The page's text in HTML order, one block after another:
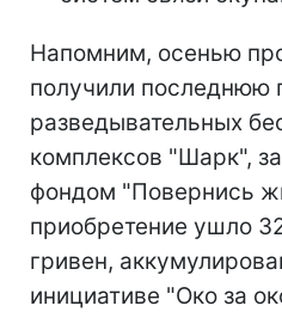
Напомним, осенью
получили последнюю
разведывательных
комплексов "Шарк",
фондом "Повернись
приобретение ушло
гривен,
инициативе "Око за